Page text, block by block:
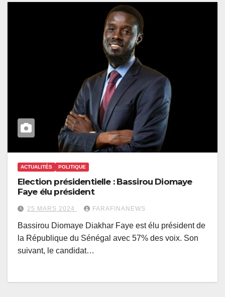
ACTUALITÉS POLITIQUE
Election présidentielle : Bassirou Diomaye
Faye élu président
25 MARS 2024 FARAFINANEWS
Bassirou Diomaye Diakhar Faye est élu président de
la République du Sénégal avec 57% des voix. Son
suivant, le candidat…